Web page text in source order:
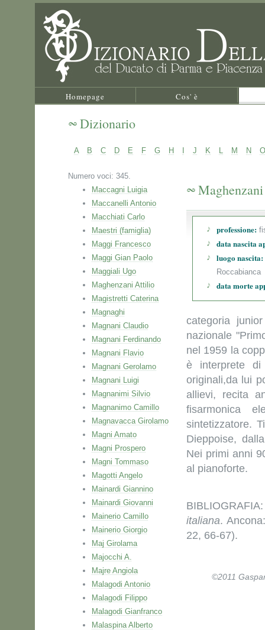
Homepage Cos' è
Dizionario
A B C D E F G H J K L M N O
Numero voci: 345.
Maccagni Luigia
Maccanelli Antonio
Macchiati Carlo
Maestri (famiglia)
Maggi Francesco
Maggi Gian Paolo
Maggiali Ugo
Maghenzani Attilio
Magistretti Caterina
Magnaghi
Magnani Claudio
Magnani Ferdinando
Magnani Flavio
Magnani Gerolamo
Magnani Luigi
Magnanimi Silvio
Magnanimo Camillo
Magnavacca Girolamo
Magni Amato
Magni Prospero
Magni Tommaso
Magotti Angelo
Mainardi Giannino
Mainardi Giovanni
Mainerio Camillo
Mainerio Giorgio
Maj Girolama
Majocchi A.
Majre Angiola
Malagodi Antonio
Malagodi Filippo
Malagodi Gianfranco
Malaspina Alberto
professione:
data nascita
luogo nascita:
Roccabianca
data morte
categoria
nazionale
nel 1959 la
è interprete di
originali,da lui
allievi, recita
fisarmonica
sintetizzatore.
Dieppoise,
Nei primi anni
al pianoforte.
italiana.
22, 66-67).
©2011